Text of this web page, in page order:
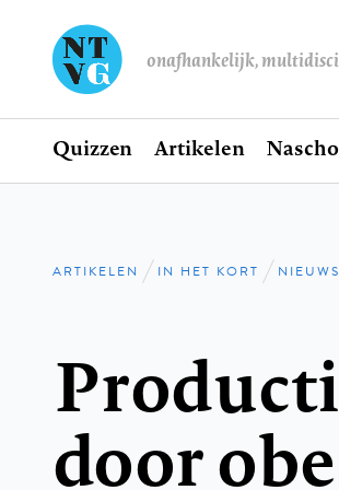
onafhankelijk,
Hoofdnavigatie
Home
Quizzen Artikelen
Kruimelpad
ARTIKELEN IN HET KORT NIEUWS
door